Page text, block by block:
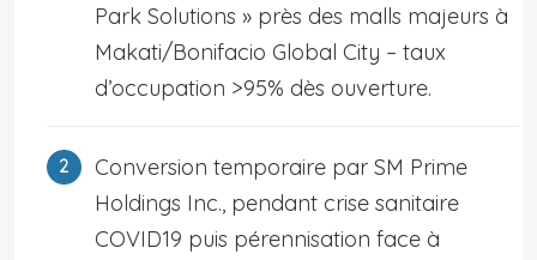
Park Solutions » près des malls majeurs à
Makati/Bonifacio Global City – taux
d’occupation >95% dès ouverture.
Conversion temporaire par SM Prime
Holdings Inc., pendant crise sanitaire
COVID19 puis pérennisation face à